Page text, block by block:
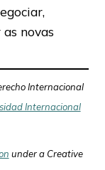
novas
Internacional
Internacional
under a Creative